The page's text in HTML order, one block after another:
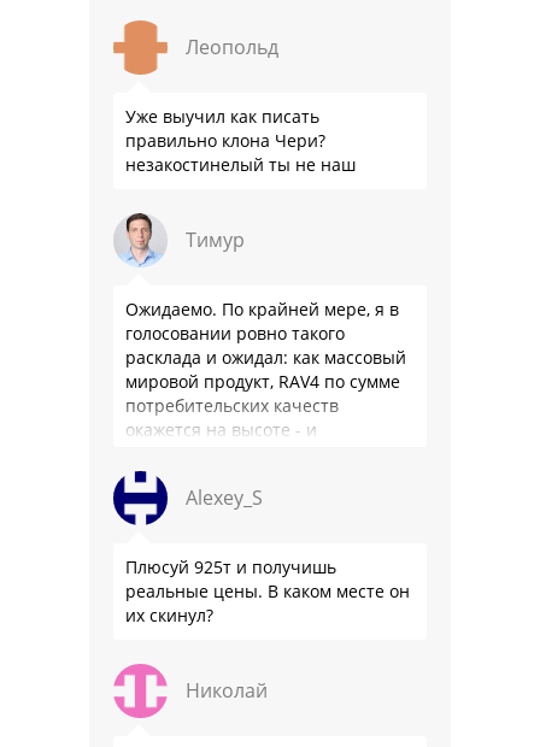
подвеска едет ровно и приятно …
Леопольд
Уже выучил как писать
правильно клона Чери?
незакостинелый ты не наш
Тимур
Ожидаемо. По крайней мере, я в
голосовании ровно такого
расклада и ожидал: как массовый
мировой продукт, RAV4 по сумме
потребительских качеств
окажется на высоте - и
такое слово …
Alexey_S
Плюсуй 925т и получишь
реальные цены. В каком месте он
их скинул?
Николай